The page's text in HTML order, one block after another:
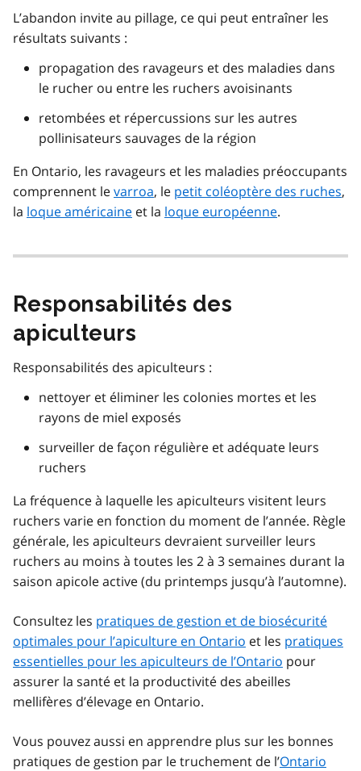
L’abandon invite au pillage, ce qui peut entraîner les
résultats suivants :
propagation des ravageurs et des maladies dans
le rucher ou entre les ruchers avoisinants
retombées et répercussions sur les autres
pollinisateurs sauvages de la région
En Ontario, les ravageurs et les maladies préoccupants
comprennent levarroa, le petit coléoptère des ruches,
la loque américaine et la loque européenne.
Responsabilités des
apiculteurs
Responsabilités des apiculteurs :
nettoyer et éliminer les colonies mortes et les
rayons de miel exposés
surveiller de façon régulière et adéquate leurs
ruchers
La fréquence à laquelle les apiculteurs visitent leurs
ruchers varie en fonction du moment de l’année. Règle
générale, les apiculteurs devraient surveiller leurs
ruchers au moins à toutes les 2 à 3 semaines durant la
saison apicole active (du printemps jusqu’à l’automne).
Consultez les pratiques de gestion et de biosécurité
optimales pour l’apiculture en Ontario et les pratiques
essentielles pour les apiculteurs de l’Ontario pour
assurer la santé et la productivité des abeilles
mellifères d’élevage en Ontario.
Vous pouvez aussi en apprendre plus sur les bonnes
pratiques de gestion par le truchement de l’Ontario